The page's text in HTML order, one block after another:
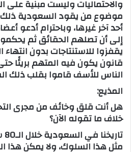
والاحتماليات وليست مبنية
موضوع من يقود السعودية ذلك
أحد آخر غيرها، وباحترام أدعو
إلى أن تصلهم الحقائق ثم يحكموا
يقفزوا للاستنتاجات بدون
قانون يكون فيه المتهم بريئًا
الناس للأسف قاموا بقلب ذلك
المذيع:
هل أنت قلق وخائف من مجرى
خلاف ما تقوله الآن؟
مثل هذا السلوك، ولا يمكن هذا